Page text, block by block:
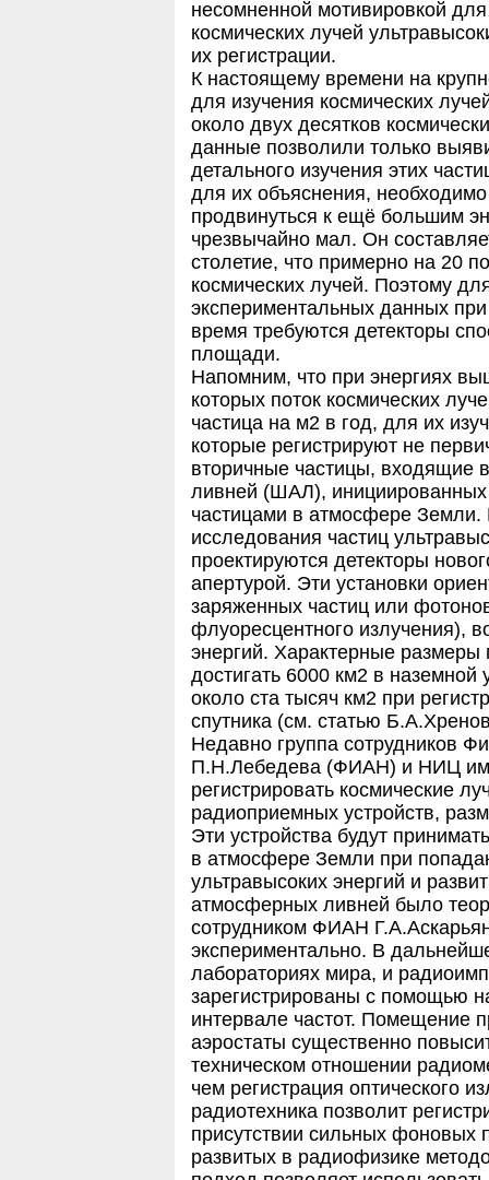
несомненной мотивировкой
космических лучей
их регистрации.
К настоящему времени на
для изучения космических
около двух десятков
данные позволили только
детального изучения этих
для их объяснения,
продвинуться к ещё большим
чрезвычайно мал. Он
столетие, что примерно на 20
космических лучей. Поэтому
экспериментальных данных
время требуются детекторы
площади.
Напомним, что при энергиях
которых поток космических
частица на м2 в год, для их
которые регистрируют не
вторичные частицы, входящие
ливней (ШАЛ),
частицами в атмосфере
исследования частиц
проектируются детекторы
апертурой. Эти установки
заряженных частиц или
флуоресцентного излучения),
энергий. Характерные
достигать 6000 км2 в
около ста тысяч км2 при
спутника (см. статью
Недавно группа сотрудников
П.Н.Лебедева (ФИАН) и НИЦ
регистрировать космические
радиоприемных устройств,
Эти устройства будут
в атмосфере Земли при
ультравысоких энергий и
атмосферных ливней было
сотрудником ФИАН
экспериментально. В
лабораториях мира, и
зарегистрированы с помощью
интервале частот. Помещение
аэростаты существенно
техническом отношении
чем регистрация оптического
радиотехника позволит
присутствии сильных фоновых
развитых в радиофизике